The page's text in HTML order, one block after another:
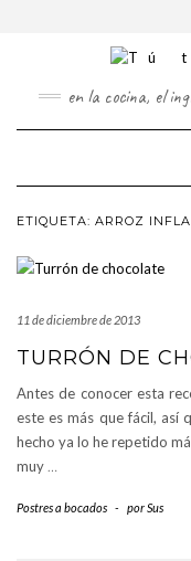
en la cocina, el
ETIQUETA: ARROZ
11 de diciembre de 2013
TURRÓN DE
Antes de conocer esta
este es más que fácil, así
hecho ya lo he repetido
muy …
Postres a bocados - porSus